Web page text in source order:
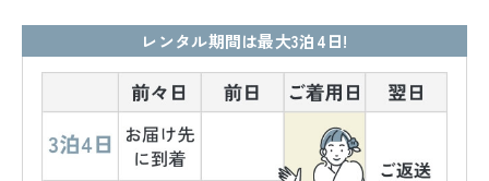
レンタル期間は最大3泊4日!